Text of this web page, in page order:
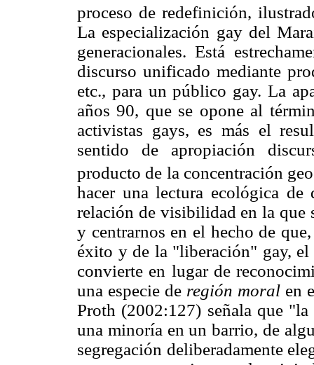
proceso de redefinición,
La especialización gay del
generacionales. Está
discurso unificado mediante
etc., para un público gay. La
años 90, que se opone al
activistas gays, es más el
sentido de apropiación
producto de la concentración
hacer una lectura ecológica
relación de visibilidad en la que
y centrarnos en el hecho de
éxito y de la "liberación" gay, el
convierte en lugar de
una especie de región moral en
Proth (2002:127) señala que
una minoría en un barrio, de
segregación deliberadamente